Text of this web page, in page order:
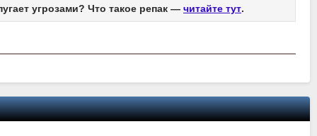
угрозами? Что такое репак — читайте тут.